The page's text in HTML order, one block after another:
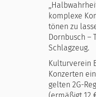
komplexe
tönen zu
Dornbusch –
Schlagzeug.
Kulturverein
Konzerten
gelten 2G-